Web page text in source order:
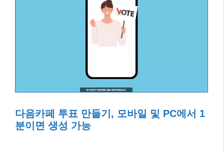
다음카페 투표 만들기, 모바일 및 PC에서 1
분이면 생성 가능